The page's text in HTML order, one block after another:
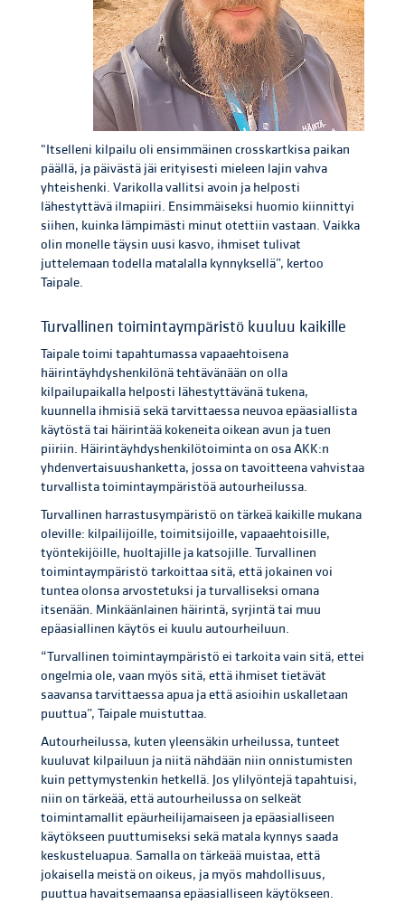
"Itselleni kilpailu oli ensimmäinen crosskartkisa paikan
päällä, ja päivästä jäi erityisesti mieleen lajin vahva
yhteishenki. Varikolla vallitsi avoin ja helposti
lähestyttävä ilmapiiri. Ensimmäiseksi huomio kiinnittyi
siihen, kuinka lämpimästi minut otettiin vastaan. Vaikka
olin monelle täysin uusi kasvo, ihmiset tulivat
juttelemaan todella matalalla kynnyksellä”, kertoo
Taipale.
Turvallinen toimintaympäristö kuuluu kaikille
Taipale toimi tapahtumassa vapaaehtoisena
häirintäyhdyshenkilönä tehtävänään on olla
kilpailupaikalla helposti lähestyttävänä tukena,
kuunnella ihmisiä sekä tarvittaessa neuvoa epäasiallista
käytöstä tai häirintää kokeneita oikean avun ja tuen
piiriin. Häirintäyhdyshenkilötoiminta on osa AKK:n
yhdenvertaisuushanketta, jossa on tavoitteena vahvistaa
turvallista toimintaympäristöä autourheilussa.
Turvallinen harrastusympäristö on tärkeä kaikille mukana
oleville: kilpailijoille, toimitsijoille, vapaaehtoisille,
työntekijöille, huoltajille ja katsojille. Turvallinen
toimintaympäristö tarkoittaa sitä, että jokainen voi
tuntea olonsa arvostetuksi ja turvalliseksi omana
itsenään. Minkäänlainen häirintä, syrjintä tai muu
epäasiallinen käytös ei kuulu autourheiluun.
“Turvallinen toimintaympäristö ei tarkoita vain sitä, ettei
ongelmia ole, vaan myös sitä, että ihmiset tietävät
saavansa tarvittaessa apua ja että asioihin uskalletaan
puuttua”, Taipale muistuttaa.
Autourheilussa, kuten yleensäkin urheilussa, tunteet
kuuluvat kilpailuun ja niitä nähdään niin onnistumisten
kuin pettymystenkin hetkellä. Jos ylilyöntejä tapahtuisi,
niin on tärkeää, että autourheilussa on selkeät
toimintamallit epäurheilijamaiseen ja epäasialliseen
käytökseen puuttumiseksi sekä matala kynnys saada
keskusteluapua. Samalla on tärkeää muistaa, että
jokaisella meistä on oikeus, ja myös mahdollisuus,
puuttua havaitsemaansa epäasialliseen käytökseen.